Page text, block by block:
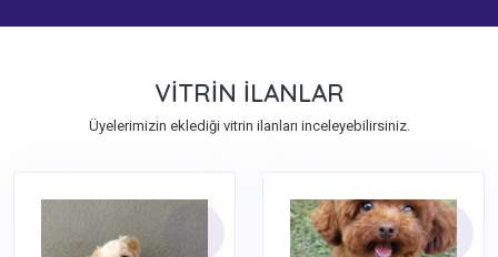
VITRIN İLANLAR
Üyelerimizin eklediği vitrin ilanları inceleyebilirsiniz.